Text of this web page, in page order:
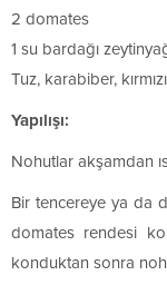
2 domates
1 su bardağı
Tuz, karabiber,
Yapılışı:
Nohutlar akşamdan
Bir tencereye ya da
domates rendesi
konduktan sonra